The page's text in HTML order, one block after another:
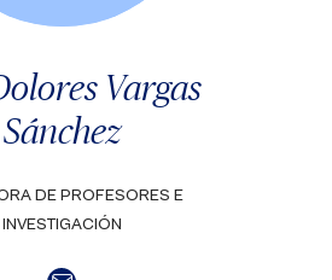
Vargas
Sánchez
DE PROFESORES E
INVESTIGACIÓN